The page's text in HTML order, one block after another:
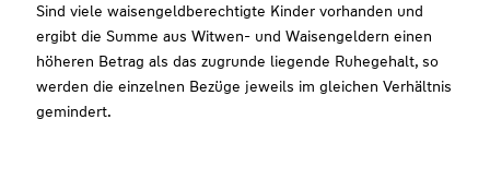
Sind viele waisengeldberechtigte Kinder vorhanden und
ergibt die Summe aus Witwen- und Waisengeldern einen
höheren Betrag als das zugrunde liegende Ruhegehalt, so
werden die einzelnen Bezüge jeweils im gleichen Verhältnis
gemindert.